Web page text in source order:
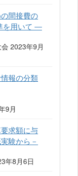
間接費の
を用いて ―
2023年9月
報の分類
9月
求額に与
験から－
年8月6日